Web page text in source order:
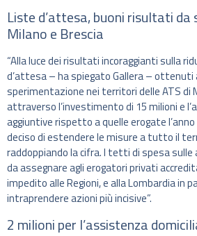
Liste d’attesa, buoni risultati da
Milano e Brescia
“Alla luce dei risultati incoraggianti sulla
d’attesa – ha spiegato Gallera – ottenuti
sperimentazione nei territori delle ATS di
attraverso l’investimento di 15 milioni e
aggiuntive rispetto a quelle erogate
deciso di estendere le misure a tutto il
raddoppiando la cifra. I tetti di spesa
da assegnare agli erogatori privati
impedito alle Regioni, e alla Lombardia in
intraprendere azioni più incisive”.
2 milioni per l’assistenza